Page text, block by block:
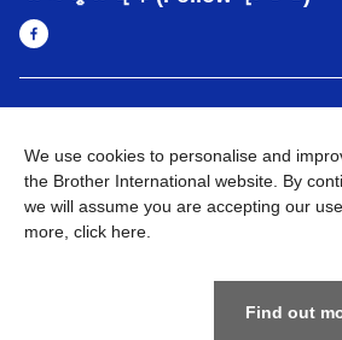
အချက်အလက်မူဝါဒ အသုံးပြုမူဝါဒ
Brother Global ဝက်ဆိုဒ်သို့သွားရန်
We use cookies to personalise and
the Brother International website. By
we will assume you are accepting our
more, click here
Find out